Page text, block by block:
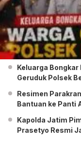
Keluarga
Geruduk Polsek
Resimen
Bantuan ke Panti
Kapolda Jatim
Prasetyo Resmi